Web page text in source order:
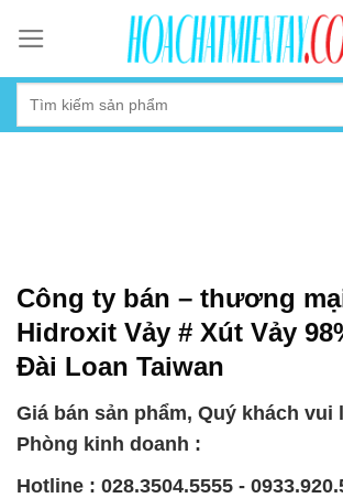
content
Công ty bán – thương
Hidroxit Vảy # Xút Vảy
Đài Loan Taiwan
Giá bán sản phẩm, Quý khách vui
Phòng kinh doanh :
Hotline : 028.3504.5555 -